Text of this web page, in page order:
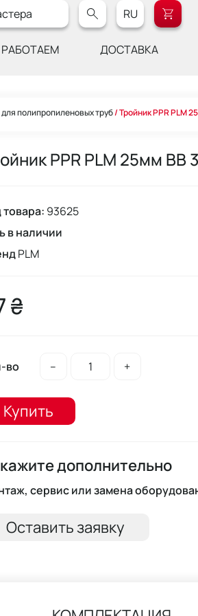
RU
РАБОТАЕМ ДОСТАВКА
полипропиленовых труб Тройник PPR PLM
PPR PLM 25мм ВВ
товара: 93625
в наличии
PLM
₴
во – +
Купить
дополнительно
сервис или замена
Оставить заявку